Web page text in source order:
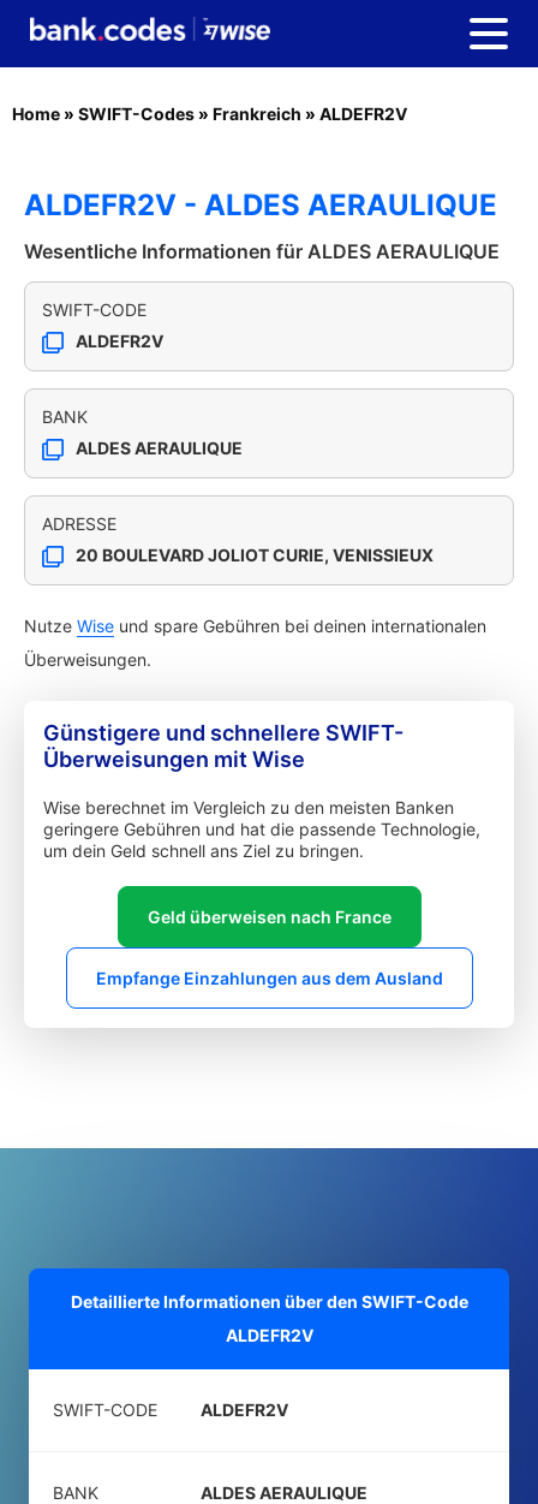
Home » SWIFT-Codes » Frankreich » ALDEFR2V
ALDEFR2V - ALDES AERAULIQUE
Wesentliche Informationen für ALDES AERAULIQUE
SWIFT-CODE
ALDEFR2V
BANK
ALDES AERAULIQUE
ADRESSE
20 BOULEVARD JOLIOT CURIE, VENISSIEUX
Nutze Wise und spare Gebühren bei deinen internationalen
Überweisungen.
Günstigere und schnellere SWIFT-
Überweisungen mit Wise
Wise berechnet im Vergleich zu den meisten Banken
geringere Gebühren und hat die passende Technologie,
um dein Geld schnell ans Ziel zu bringen.
Geld überweisen nach France
Empfange Einzahlungen aus dem Ausland
Detaillierte Informationen über den SWIFT-Code
ALDEFR2V
SWIFT-CODE ALDEFR2V
BANK ALDES AERAULIQUE